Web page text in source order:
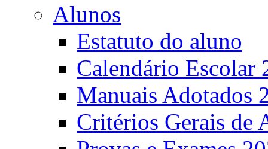
Alunos
Estatuto do aluno
Calendário Escolar
Manuais Adotados
Critérios Gerais de